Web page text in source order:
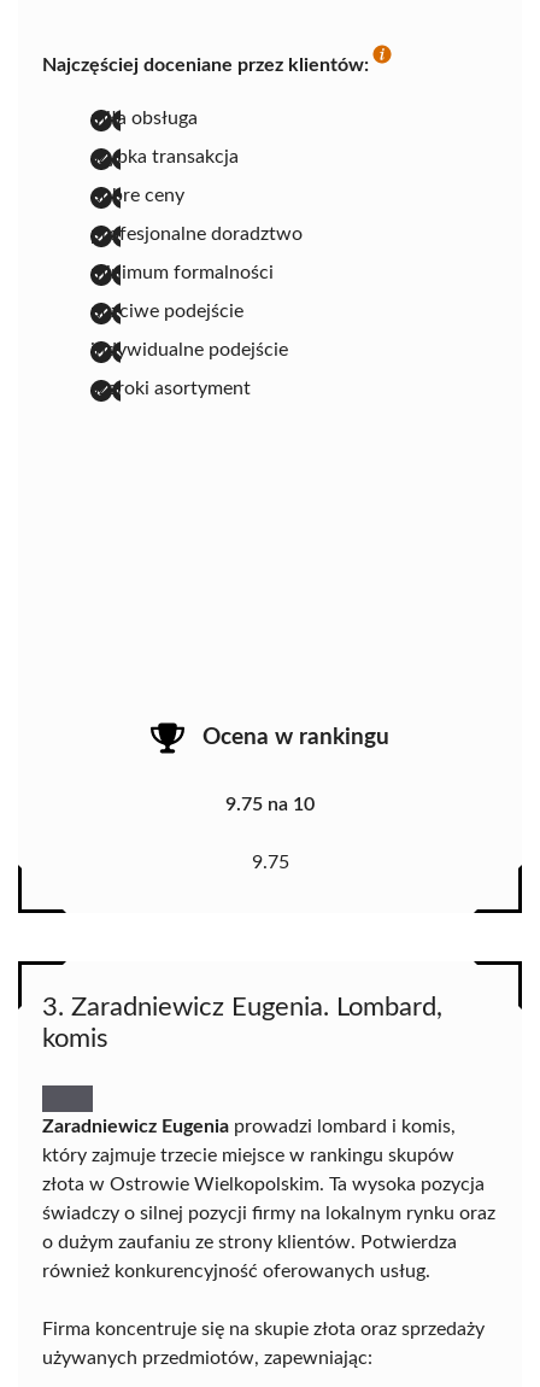
Najczęściej doceniane przez klientów:
miła obsługa
szybka transakcja
dobre ceny
profesjonalne doradztwo
minimum formalności
uczciwe podejście
indywidualne podejście
szeroki asortyment
Ocena w rankingu
9.75 na 10
9.75
3. Zaradniewicz Eugenia. Lombard,
komis
Zaradniewicz Eugenia prowadzi lombard i komis,
który zajmuje trzecie miejsce w rankingu skupów
złota w Ostrowie Wielkopolskim. Ta wysoka pozycja
świadczy o silnej pozycji firmy na lokalnym rynku oraz
o dużym zaufaniu ze strony klientów. Potwierdza
również konkurencyjność oferowanych usług.
Firma koncentruje się na skupie złota oraz sprzedaży
używanych przedmiotów, zapewniając: